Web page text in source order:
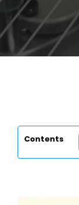
Contents